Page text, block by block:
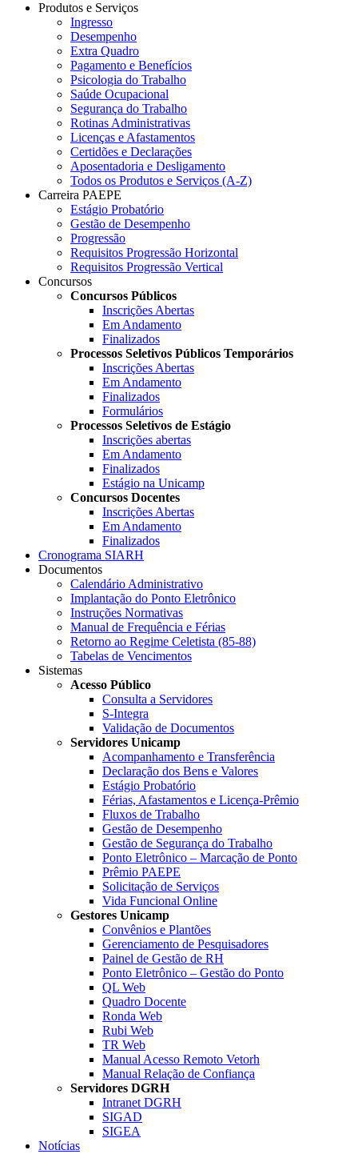
Produtos e Serviços
Ingresso
Desempenho
Extra Quadro
Pagamento e Benefícios
Psicologia do Trabalho
Saúde Ocupacional
Segurança do Trabalho
Rotinas Administrativas
Licenças e Afastamentos
Certidões e Declarações
Aposentadoria e Desligamento
Todos os Produtos e Serviços (A-Z)
Carreira PAEPE
Estágio Probatório
Gestão de Desempenho
Progressão
Requisitos Progressão Horizontal
Requisitos Progressão Vertical
Concursos
Concursos Públicos
Inscrições Abertas
Em Andamento
Finalizados
Processos Seletivos Públicos Temporários
Inscrições Abertas
Em Andamento
Finalizados
Formulários
Processos Seletivos de Estágio
Inscrições abertas
Em Andamento
Finalizados
Estágio na Unicamp
Concursos Docentes
Inscrições Abertas
Em Andamento
Finalizados
Cronograma SIARH
Documentos
Calendário Administrativo
Implantação do Ponto Eletrônico
Instruções Normativas
Manual de Frequência e Férias
Retorno ao Regime Celetista (85-88)
Tabelas de Vencimentos
Sistemas
Acesso Público
Consulta a Servidores
S-Integra
Validação de Documentos
Servidores Unicamp
Acompanhamento e Transferência
Declaração dos Bens e Valores
Estágio Probatório
Férias, Afastamentos e Licença-Prêmio
Fluxos de Trabalho
Gestão de Desempenho
Gestão de Segurança do Trabalho
Ponto Eletrônico – Marcação de Ponto
Prêmio PAEPE
Solicitação de Serviços
Vida Funcional Online
Gestores Unicamp
Convênios e Plantões
Gerenciamento de Pesquisadores
Painel de Gestão de RH
Ponto Eletrônico – Gestão do Ponto
QL Web
Quadro Docente
Ronda Web
Rubi Web
TR Web
Manual Acesso Remoto Vetorh
Manual Relação de Confiança
Servidores DGRH
Intranet DGRH
SIGAD
SIGEA
Notícias